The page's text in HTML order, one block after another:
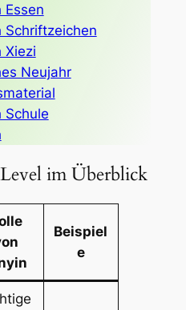
Essen
Schriftzeichen
Xiezi
Neujahr
Schule
im Überblick
Beispiel
e